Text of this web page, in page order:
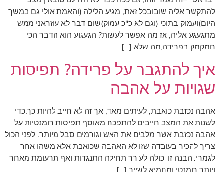
להתקשר אליה שובובכל זאת, מגיע הלילה (והאמת אולי גם במשך
היום)ועמוק בתוכי (וגם לא כ"כ עמוק)שום דבר לא עוזראני ממש
מתגעגע אליה, אז מה אפשר לעשות? הגעגוע הוא הדבר הכי
חמקמק בפרידה,מה שלא […]
איך להתגבר על פרידה? תפיסות
שגויות על אהבה
אהבה נכזבת כואבת, לעיתים מאד, אך זה לא חייב להיות כך.כדי
לשנות את המצב חייבים להתפכח מאוסף תפיסות רומנטיות על
אהבה נכזבת אשר מלבים את האש וגורמים סבל מיותר. לפני הכול
צריך להכיר בעובדה שזו לא האהבה שכואבת אלא משהו אחר
לגמרי. הבנה זו יכולה לעורר תחילה התנגדות ואף תרעומת מאחר
ויותר רומנטי ומחמיא לשייך […]